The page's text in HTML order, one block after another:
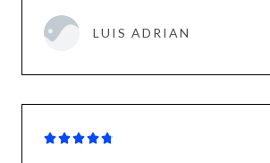
LUIS ADRIAN
